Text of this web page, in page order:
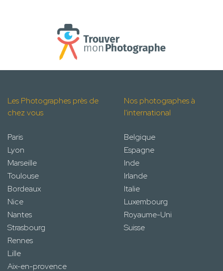
Les Photographes près de
chez vous
Paris
Lyon
Marseille
Toulouse
Bordeaux
Nice
Nantes
Strasbourg
Rennes
Lille
Aix-en-provence
Nos photographes à
l'international
Belgique
Espagne
Inde
Irlande
Italie
Luxembourg
Royaume-Uni
Suisse